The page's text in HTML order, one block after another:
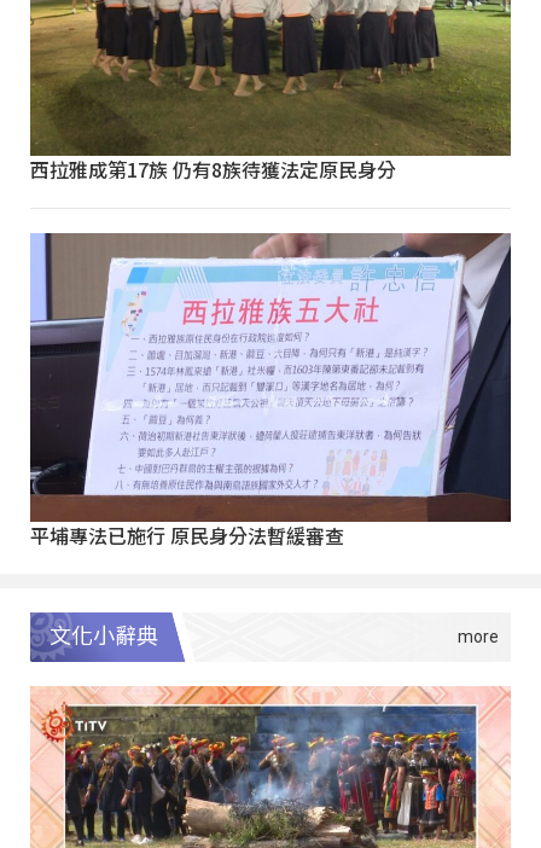
西拉雅成第17族 仍有8族待獲法定原民身分
平埔專法已施行 原民身分法暫緩審查
文化小辭典